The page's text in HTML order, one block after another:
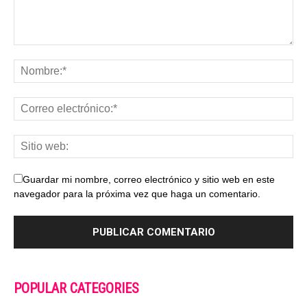
Guardar mi nombre, correo electrónico y sitio web en este
navegador para la próxima vez que haga un comentario.
POPULAR CATEGORIES